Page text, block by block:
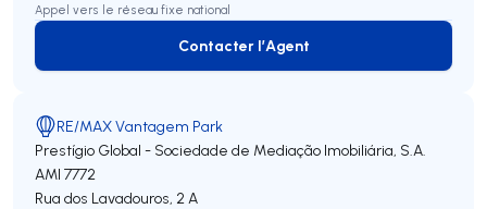
Appel vers le réseau fixe national
Contacter l’Agent
Contacter l’Agent
RE/MAX Vantagem Park
Prestígio Global - Sociedade de Mediação Imobiliária, S.A.
AMI 7772
Rua dos Lavadouros, 2 A